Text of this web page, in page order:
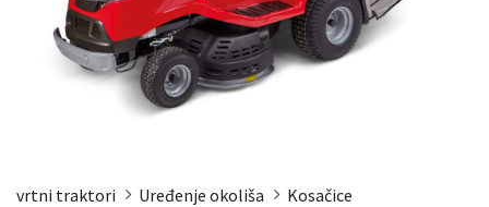
vrtni traktori Uređenje okoliša Kosačice